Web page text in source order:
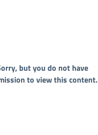
but you do not have
to view this content.